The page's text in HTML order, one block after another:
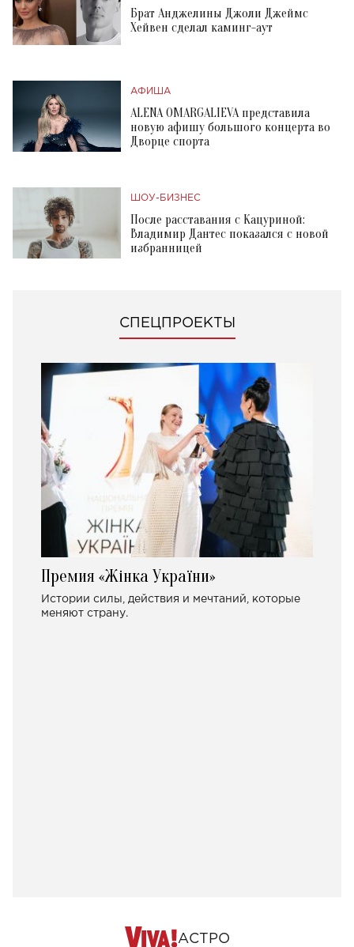
Брат Анджелины Джоли Джеймс
Хейвен сделал каминг-аут
АФИША
ALENA OMARGALIEVA представила
новую афишу большого концерта во
Дворце спорта
ШОУ-БИЗНЕС
После расставания с Кацуриной:
Владимир Дантес показался с новой
избранницей
СПЕЦПРОЕКТЫ
Премия «Жінка України»
Истории силы, действия и мечтаний, которые
меняют страну.
АСТРО